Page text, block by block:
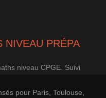
NIVEAU PRÉPA
niveau CPGE. Suivi
pour Paris, Toulouse,